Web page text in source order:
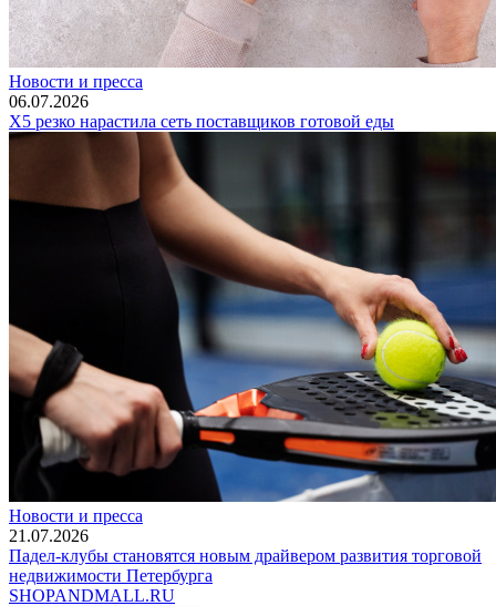
Новости и пресса
06.07.2026
Х5 резко нарастила сеть поставщиков готовой еды
Новости и пресса
21.07.2026
Падел-клубы становятся новым драйвером развития торговой
недвижимости Петербурга
SHOPANDMALL.RU